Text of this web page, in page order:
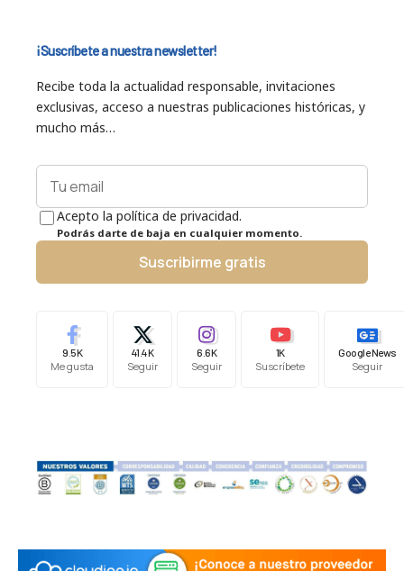
¡Suscríbete a nuestra newsletter!
Recibe toda la actualidad responsable, invitaciones
exclusivas, acceso a nuestras publicaciones históricas, y
mucho más…
Acepto la política de privacidad.
Podrás darte de baja en cualquier momento.
Suscribirme gratis
9.5K
Me gusta
41.4K
Seguir
6.6K
Seguir
1K
Suscríbete
Google News
Seguir